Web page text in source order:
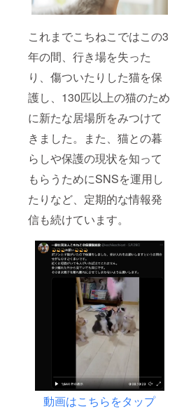
これまでこちねこではこの3
年の間、行き場を失った
り、傷ついたりした猫を保
護し、130匹以上の猫のため
に新たな居場所をみつけて
きました。また、猫との暮
らしや保護の現状を知って
もらうためにSNSを運用し
たりなど、定期的な情報発
信も続けています。
動画はこちらをタップ